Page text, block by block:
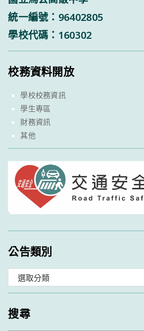
統一編號：96402805
學校代碼：160302
校務資料開放
學校校務資訊
學生專區
財務資訊
其他
公告類別
類
搜尋